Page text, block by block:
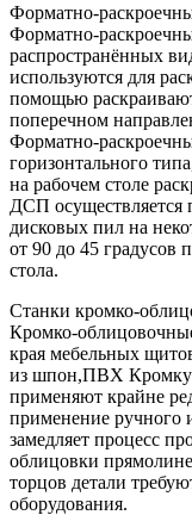
Форматно-
Форматно-
распространённых
используются для
помощью
поперечном
Форматно-
горизонтального
на рабочем столе
ДСП осуществляется
дисковых пил на
от 90 до 45 градусов
стола.
Станки кромко-
Кромко-
края мебельных
из шпон,ПВХ Кромку
применяют крайне
применение ручного
замедляет процесс
облицовки
торцов детали
оборудования.